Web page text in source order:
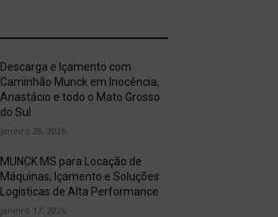
Descarga e Içamento com
Caminhão Munck em Inocência,
Anastácio e todo o Mato Grosso
do Sul
janeiro 28, 2026
MUNCK MS para Locação de
Máquinas, Içamento e Soluções
Logísticas de Alta Performance
janeiro 17, 2026